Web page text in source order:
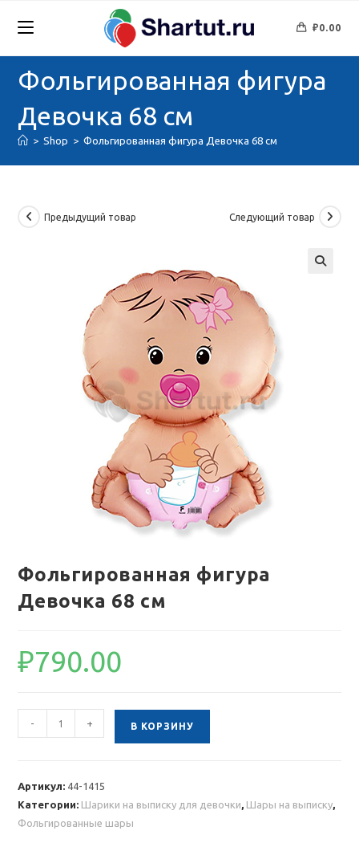
₽0.00
Фольгированная фигура
Девочка 68 см
> Shop > Фольгированная фигура Девочка 68 см
Предыдущий товар Следующий товар
Фольгированная фигура
Девочка 68 см
₽790.00
Количество
товара
68
- + В КОРЗИНУ
Артикул: 44-1415
Категории: Шарики на выписку для девочки, Шары на выписку,
Фольгированные шары